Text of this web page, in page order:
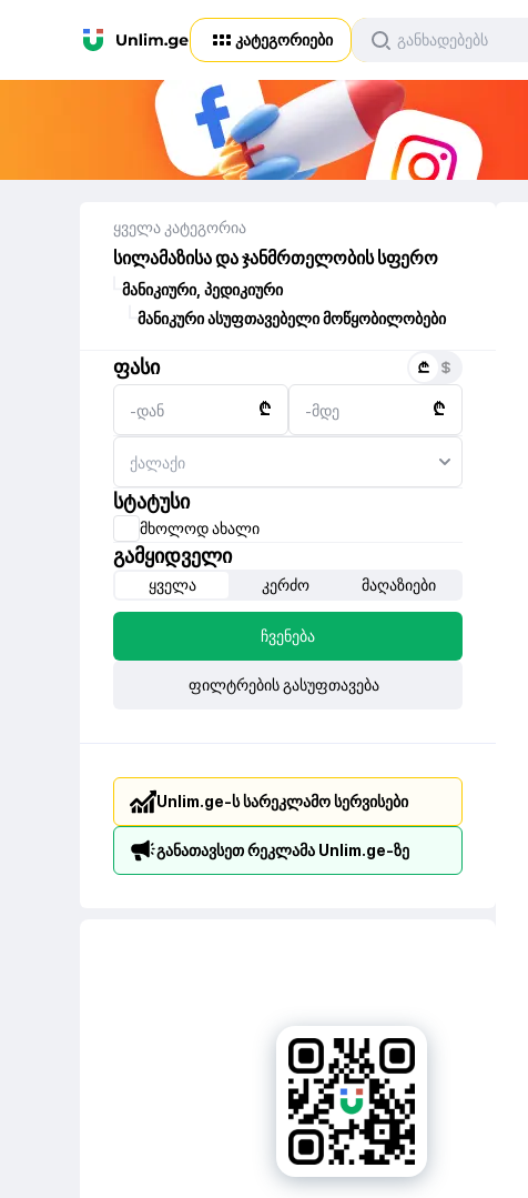
კატეგორიები
ყველა კატეგორია
სილამაზისა და ჯანმრთელობის სფერო
მანიკიური, პედიკიური
მანიკური ასუფთავებელი მოწყობილობები
ფასი
-დან ₾ -მდე ₾
სტატუსი
მხოლოდ ახალი
გამყიდველი
ყველა კერძო მაღაზიები
ჩვენება
ფილტრების გასუფთავება
Unlim.ge-ს სარეკლამო სერვისები
განათავსეთ რეკლამა Unlim.ge-ზე